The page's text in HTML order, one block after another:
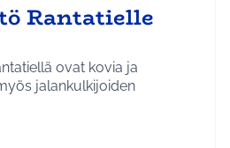
Rantatielle
ovat kovia ja
jalankulkijoiden